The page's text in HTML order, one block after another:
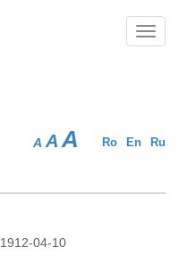
Ro En Ru
A A A
1912-04-10